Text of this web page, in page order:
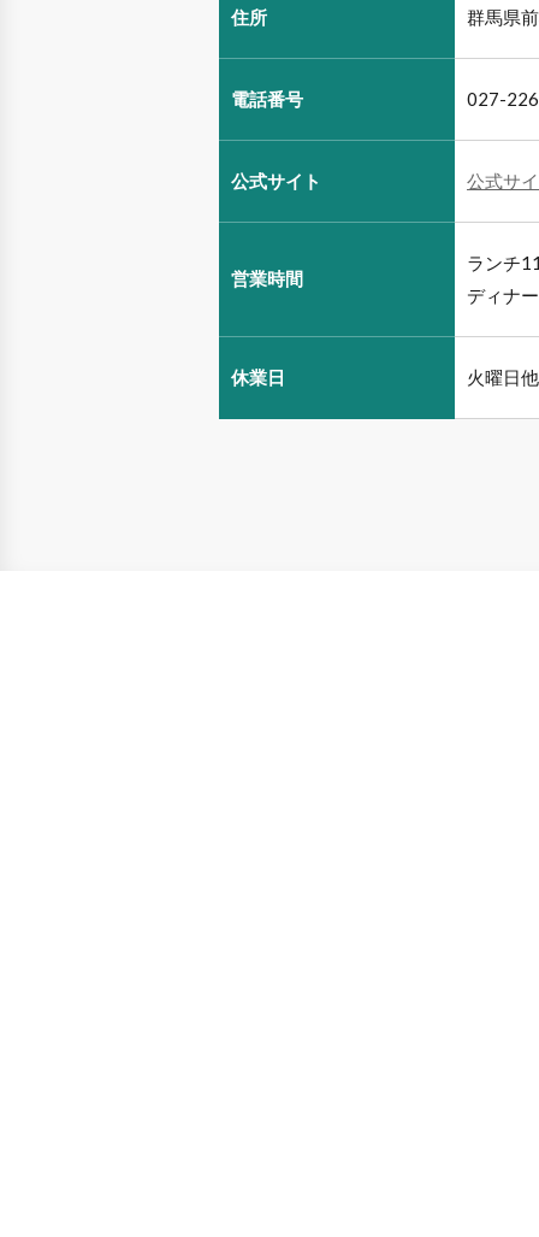
住所 群馬県
電話番号 027-
公式サイト 公式サ
営業時間
ランチ
ディナ
休業日 火曜日